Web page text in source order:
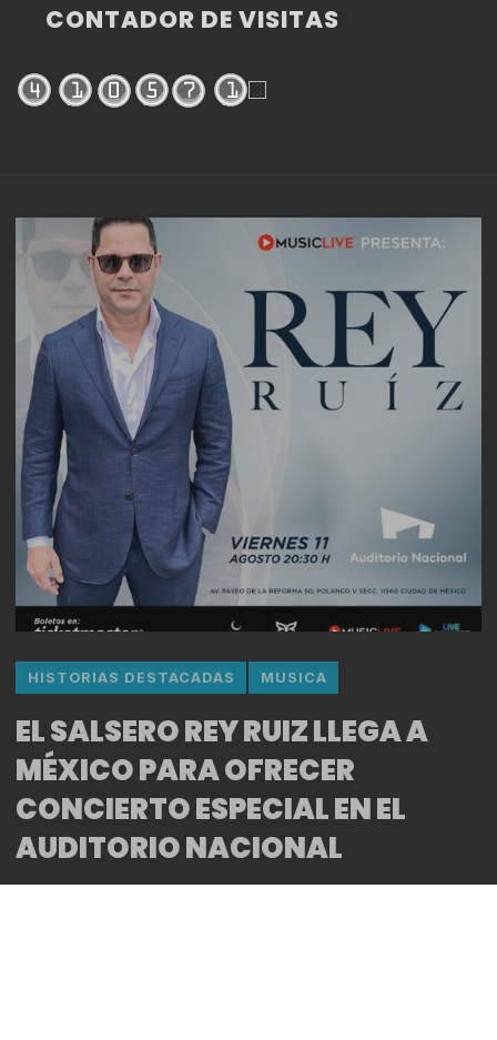
CONTADOR DE VISITAS
HISTORIAS DESTACADAS MUSICA
EL SALSERO REY RUIZ LLEGA A
MÉXICO PARA OFRECER
CONCIERTO ESPECIAL EN EL
AUDITORIO NACIONAL